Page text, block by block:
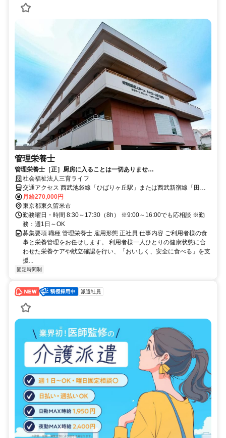
管理栄養士
管理栄養士［正］厨房に入ることは一切ありませ
ん！ 【就職祝い金制度】
社会福祉法人三育ライフ
交通アクセス 西武池袋線「ひばりヶ丘駅」または西武新宿線「田無
駅」よりバス「イオンモール東久留米南」下車徒歩2分
月給270,000円
東京都東久留米市
勤務曜日・時間 8:30～17:30（8h） ※9:00～16:00でも応相談 ※勤
務：週1日～OK
募集要項 職種 管理栄養士 雇用形態 正社員 仕事内容 ご利用者様の食
事と栄養管理をお任せします。 利用者様一人ひとりの健康状態に合
わせた栄養ケアや献立確認を行い、「おいしく、安全に食べる」を支
援...
固定時間制
派遣社員